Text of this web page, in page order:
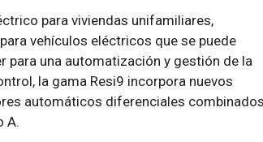
para viviendas unifamiliares,
vehículos eléctricos que se puede
para una automatización y gestión de la
la gama Resi9 incorpora nuevos
automáticos diferenciales combinados
A.